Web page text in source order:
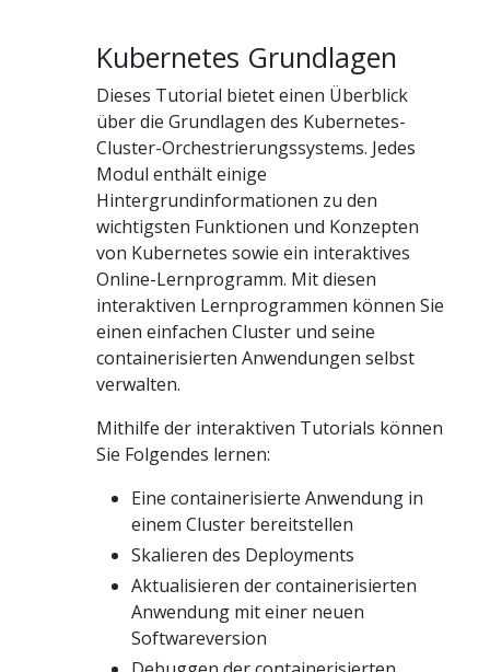
Kubernetes Grundlagen
Dieses Tutorial bietet einen Überblick
über die Grundlagen des Kubernetes-
Cluster-Orchestrierungssystems. Jedes
Modul enthält einige
Hintergrundinformationen zu den
wichtigsten Funktionen und Konzepten
von Kubernetes sowie ein interaktives
Online-Lernprogramm. Mit diesen
interaktiven Lernprogrammen können Sie
einen einfachen Cluster und seine
containerisierten Anwendungen selbst
verwalten.
Mithilfe der interaktiven Tutorials können
Sie Folgendes lernen:
Eine containerisierte Anwendung in
einem Cluster bereitstellen
Skalieren des Deployments
Aktualisieren der containerisierten
Anwendung mit einer neuen
Softwareversion